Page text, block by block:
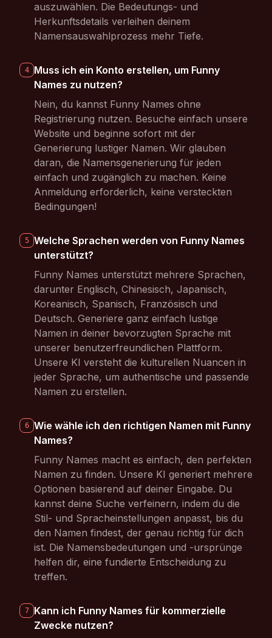
auszuwählen. Die Bedeutungs- und
Herkunftsdetails verleihen deinem
Namensauswahlprozess mehr Tiefe.
4
Muss ich ein Konto erstellen, um Funny
Names zu nutzen?
Nein, du kannst Funny Names ohne
Registrierung nutzen. Besuche einfach unsere
Website und beginne sofort mit der
Generierung lustiger Namen. Wir glauben
daran, die Namensgenerierung für jeden
einfach und zugänglich zu machen. Keine
Anmeldung erforderlich, keine versteckten
Bedingungen!
5
Welche Sprachen werden von Funny Names
unterstützt?
Funny Names unterstützt mehrere Sprachen,
darunter Englisch, Chinesisch, Japanisch,
Koreanisch, Spanisch, Französisch und
Deutsch. Generiere ganz einfach lustige
Namen in deiner bevorzugten Sprache mit
unserer benutzerfreundlichen Plattform.
Unsere KI versteht die kulturellen Nuancen in
jeder Sprache, um authentische und passende
Namen zu erstellen.
6
Wie wähle ich den richtigen Namen mit Funny
Names?
Funny Names macht es einfach, den perfekten
Namen zu finden. Unsere KI generiert mehrere
Optionen basierend auf deiner Eingabe. Du
kannst deine Suche verfeinern, indem du die
Stil- und Spracheinstellungen anpasst, bis du
den Namen findest, der genau richtig für dich
ist. Die Namensbedeutungen und -ursprünge
helfen dir, eine fundierte Entscheidung zu
treffen.
7
Kann ich Funny Names für kommerzielle
Zwecke nutzen?